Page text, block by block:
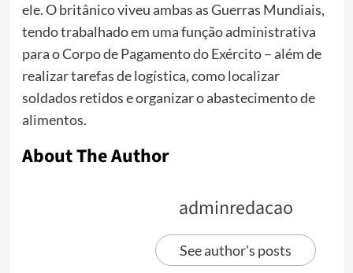
ele. O britânico viveu ambas as Guerras Mundiais,
tendo trabalhado em uma função administrativa
para o Corpo de Pagamento do Exército – além de
realizar tarefas de logística, como localizar
soldados retidos e organizar o abastecimento de
alimentos.
About The Author
adminredacao
See author's posts